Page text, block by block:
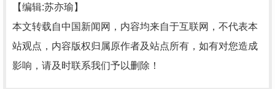
【编辑:苏亦瑜】
本文转载自中国新闻网，内容均来自于互联网，不代表本
站观点，内容版权归属原作者及站点所有，如有对您造成
影响，请及时联系我们予以删除！